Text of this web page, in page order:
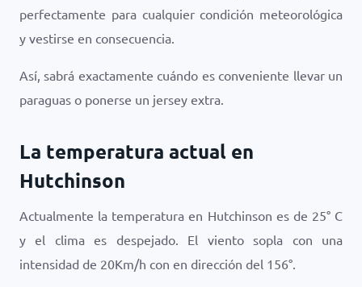
perfectamente para cualquier condición meteorológica
y vestirse en consecuencia.
Así, sabrá exactamente cuándo es conveniente llevar un
paraguas o ponerse un jersey extra.
La temperatura actual en
Hutchinson
Actualmente la temperatura en Hutchinson es de 25° C
y el clima es despejado. El viento sopla con una
intensidad de 20Km/h con en dirección del 156°.